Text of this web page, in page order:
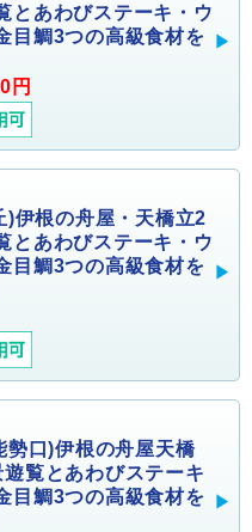
とあわびステーキ・ウ
目鯛3つの高級食材を
円
)伊根の舟屋・天橋立2
とあわびステーキ・ウ
目鯛3つの高級食材を
勢口)伊根の舟屋天橋
覧とあわびステーキ
目鯛3つの高級食材を